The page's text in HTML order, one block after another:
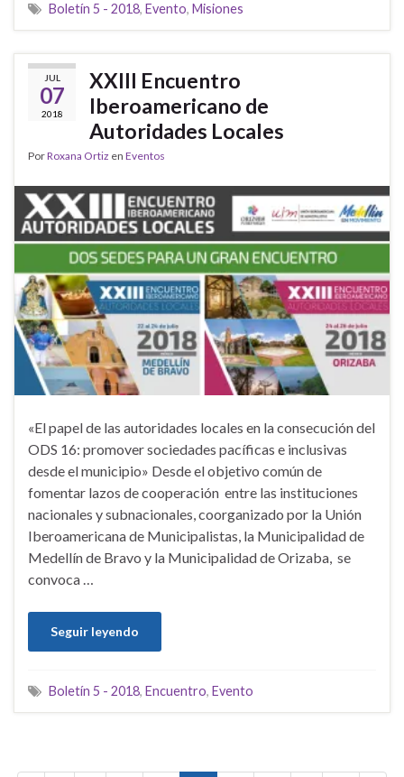
Boletín 5 - 2018, Evento, Misiones
JUL
07
2018
XXIII Encuentro
Iberoamericano de
Autoridades Locales
PorRoxana Ortiz en Eventos
«El papel de las autoridades locales en la consecución del
ODS 16: promover sociedades pacíficas e inclusivas
desde el municipio» Desde el objetivo común de
fomentar lazos de cooperación entre las instituciones
nacionales y subnacionales, coorganizado por la Unión
Iberoamericana de Municipalistas, la Municipalidad de
Medellín de Bravo y la Municipalidad de Orizaba, se
convoca …
Seguir leyendo
Boletín 5 - 2018, Encuentro, Evento